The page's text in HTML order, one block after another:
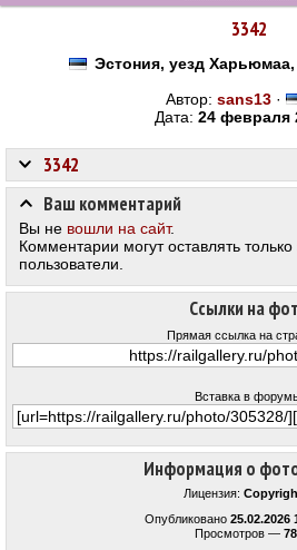
3342
Эстония, уезд Харьюмаа,
Автор: sans13·
Дата: 24 февраля
Информация о
Лицензия:
Опубликовано 25.02.2026
Просмотров —
Ссылки на
Прямая ссылка на
Вставка в
3342
Ваш комментарий
Вы не вошли на сайт.
Комментарии могут оставлять
пользователи.